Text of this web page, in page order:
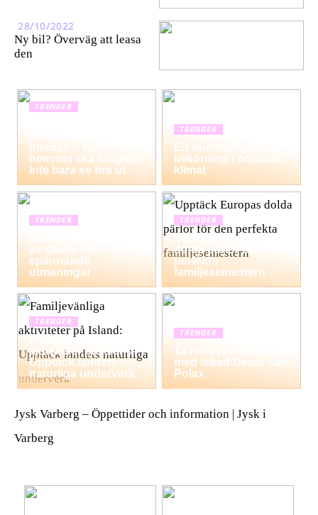
28/10/2022
Ny bil? Överväg att leasa
den
TRENDER
husdjur – när
hemmet ska fungera,
inte bara se bra ut
TRENDER
En oumbärlig del av
bilkörning i nordiskt
klimat
TRENDER
av glädje och
spännande
utmaningar
TRENDER
Upptäck Europas
dolda pärlor för den
perfekta
familjesemestern
TRENDER
Familjevänliga
aktiviteter på Island:
Upptäck landets
naturliga underverk
TRENDER
Ta hem vinterbadet
med Isbad Delux från
Polax
Jysk Varberg – Öppettider och information | Jysk i
Varberg